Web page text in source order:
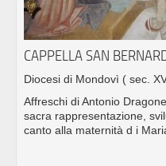
CAPPELLA SAN
Diocesi di Mondovì ( sec.
Affreschi di Antonio
sacra rappresentazione,
canto alla maternità d i